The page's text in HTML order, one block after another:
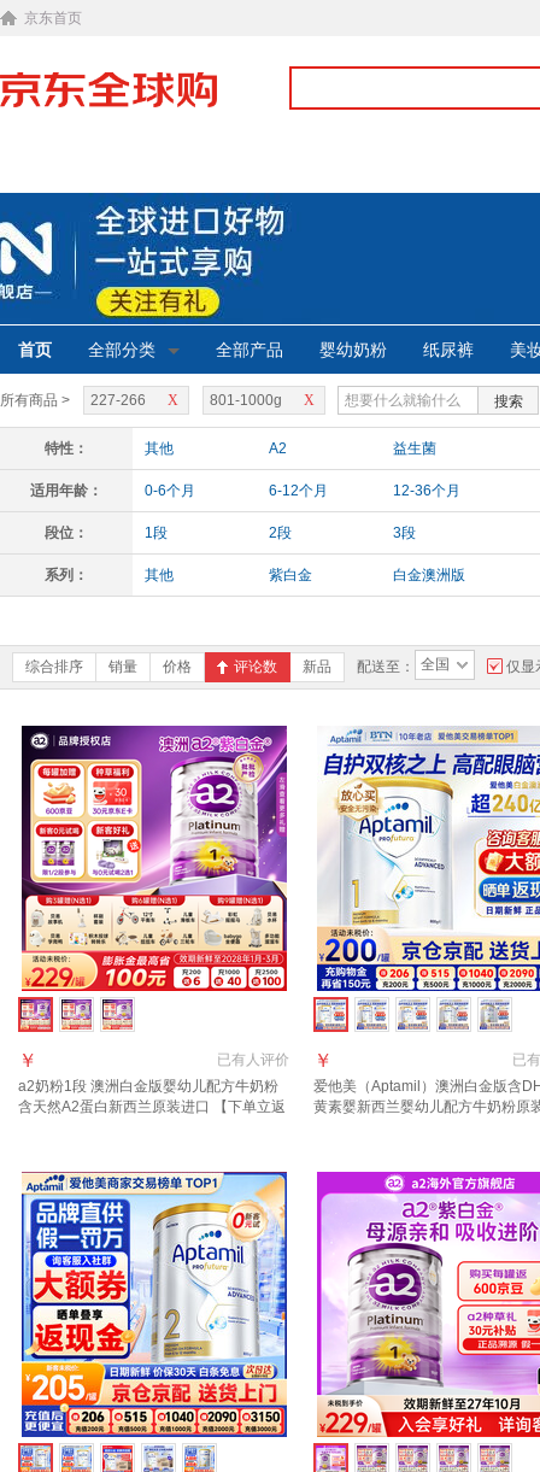
京东首页
首页 全部分类 全部产品 婴幼奶粉 纸尿裤 美
所有商品 > X
227-266 X
801-1000g 搜索
特性： 其他 A2 益生菌
适用年龄： 0-6个月 6-12个月 12-36个月
段位： 1段 2段 3段
系列： 其他 紫白金 白金澳洲版
综合排序 销量 价格 评论数 新品 配送至： 全国 仅显
已有人评价
￥
a2奶粉1段 澳洲白金版婴幼儿配方牛奶粉
含天然A2蛋白新西兰原装进口 【下单立返
已有
￥
爱他美（Aptamil）澳洲白金版含
黄素婴新西兰婴幼儿配方牛奶粉原